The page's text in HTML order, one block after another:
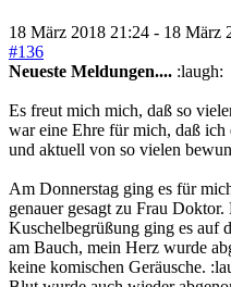
18 März 2018 21:24 - 18 März
#136
Neueste Meldungen.... :laugh:
Es freut mich mich, daß so
war eine Ehre für mich, daß ich
und aktuell von so vielen
Am Donnerstag ging es für
genauer gesagt zu Frau
Kuschelbegrüßung ging es auf
am Bauch, mein Herz wurde
keine komischen Geräusche.